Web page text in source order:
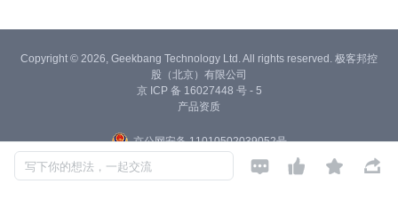
写下你的想法，一起交流    
Copyright © 2026, Geekbang Technology Ltd. All rights reserved. 极客邦控
股（北京）有限公司
京 ICP 备 16027448 号 - 5
产品资质
京公网安备 11010502039052号